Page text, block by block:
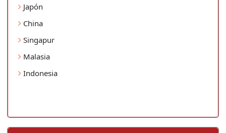
Japón
China
Singapur
Malasia
Indonesia